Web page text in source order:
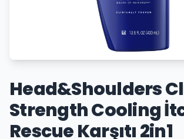
Head&Shoulders
Strength Cooling
Rescue Karşıtı 2in1